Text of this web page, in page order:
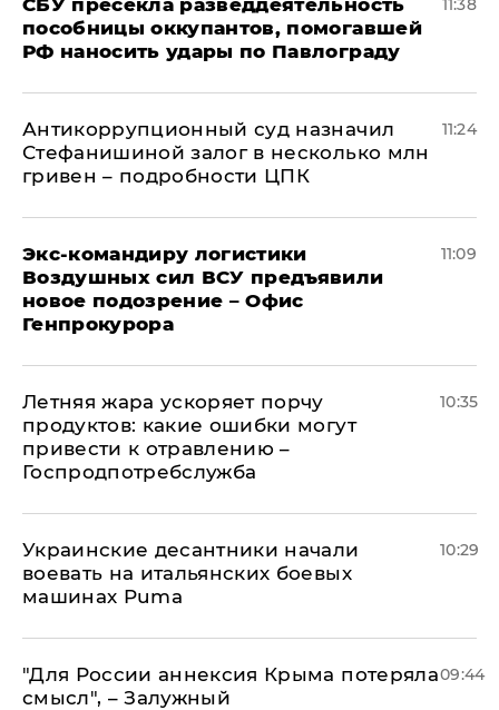
пособницы оккупантов, помогавшей
РФ наносить удары по Павлограду
Антикоррупционный суд назначил
Стефанишиной залог в несколько млн
гривен – подробности ЦПК
11:24
Экс-командиру логистики
Воздушных сил ВСУ предъявили
новое подозрение – Офис
Генпрокурора
11:09
Летняя жара ускоряет порчу
продуктов: какие ошибки могут
привести к отравлению –
Госпродпотребслужба
10:35
Украинские десантники начали
воевать на итальянских боевых
машинах Puma
10:29
"Для России аннексия Крыма потеряла
смысл", – Залужный
09:44